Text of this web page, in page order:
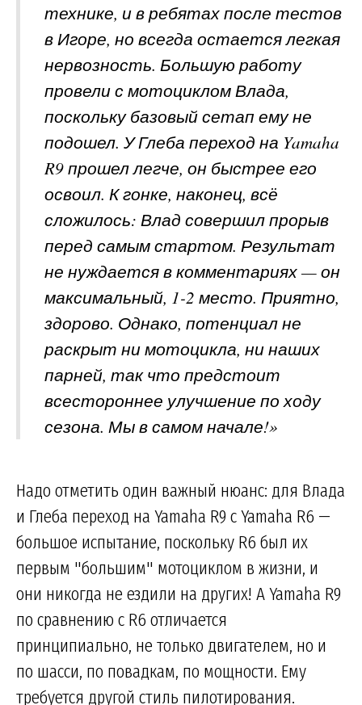
технике, и в ребятах после тестов
в Игоре, но всегда остается легкая
нервозность. Большую работу
провели с мотоциклом Влада,
поскольку базовый сетап ему не
подошел. У Глеба переход на Yamaha
R9 прошел легче, он быстрее его
освоил. К гонке, наконец, всё
сложилось: Влад совершил прорыв
перед самым стартом. Результат
не нуждается в комментариях — он
максимальный, 1-2 место. Приятно,
здорово. Однако, потенциал не
раскрыт ни мотоцикла, ни наших
парней, так что предстоит
всестороннее улучшение по ходу
сезона. Мы в самом начале!»
Надо отметить один важный нюанс: для Влада
и Глеба переход на Yamaha R9 с Yamaha R6 —
большое испытание, поскольку R6 был их
первым "большим" мотоциклом в жизни, и
они никогда не ездили на других! А Yamaha R9
по сравнению с R6 отличается
принципиально, не только двигателем, но и
по шасси, по повадкам, по мощности. Ему
требуется другой стиль пилотирования.